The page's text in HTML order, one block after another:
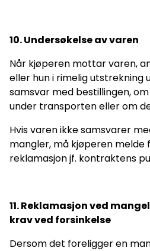
10. Undersøkelse av varen
Når kjøperen mottar varen,
eller hun i rimelig utstrekning
samsvar med bestillingen,
under transporten eller om
Hvis varen ikke samsvarer
mangler, må kjøperen melde
reklamasjon jf. kontraktens
11. Reklamasjon ved
krav ved forsinkelse
Dersom det foreligger en